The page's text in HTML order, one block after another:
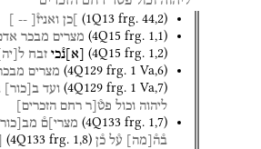
(1Q13 frg. 44,2) ]כן ואניז֯[ --
(4Q15 frg. 1,1) מצרים מבכר
(4Q15 frg. 1,2) א נ֯כי זבח ל יה
(4Q129 frg. 1 Va,6) מצרים
(4Q129 frg. 1 Va,7) ועד ב כור
ליהוה וכול פט֯[ר רחם הזכרים]
(4Q133 frg. 1,7) מצרי]ם֯ מב[כור
ב֯ה֯ מה ע֯ל כ֯ן (4Q133 frg. 1,8)